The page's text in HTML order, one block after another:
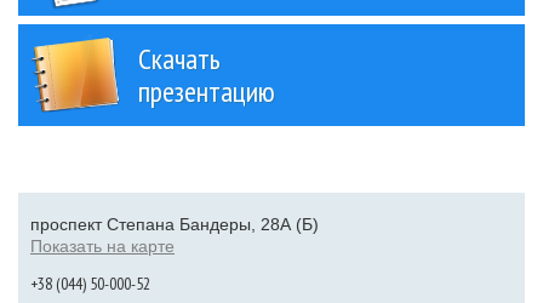
Скачать
презентацию
проспект Степана Бандеры, 28А (Б)
Показать на карте
+38 (044) 50-000-52